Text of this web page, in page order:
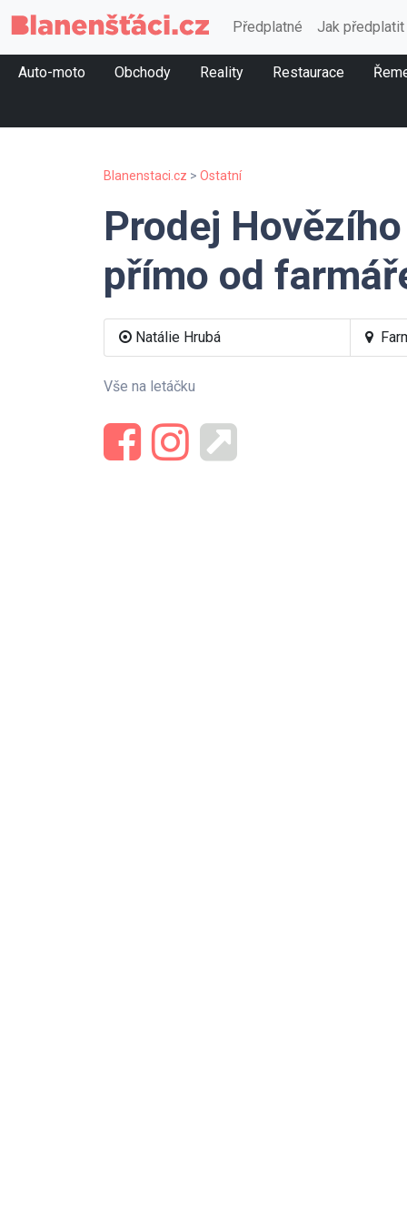
Předplatné Jak předplatit
Auto-moto Obchody Reality Restaurace
Blanenstaci.cz > Ostatní
Prodej
přímo od
Natálie Hrubá
Vše na letáčku